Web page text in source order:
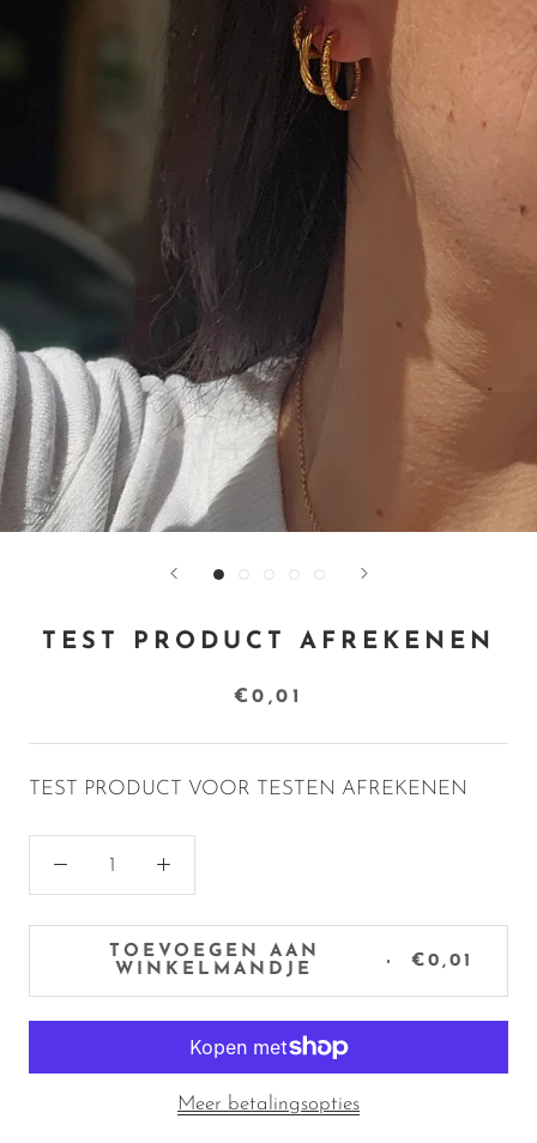
TEST PRODUCT AFREKENEN
€0,01
TEST PRODUCT VOOR TESTEN AFREKENEN
TOEVOEGEN AAN
WINKELMANDJE
€0,01
Meer betalingsopties